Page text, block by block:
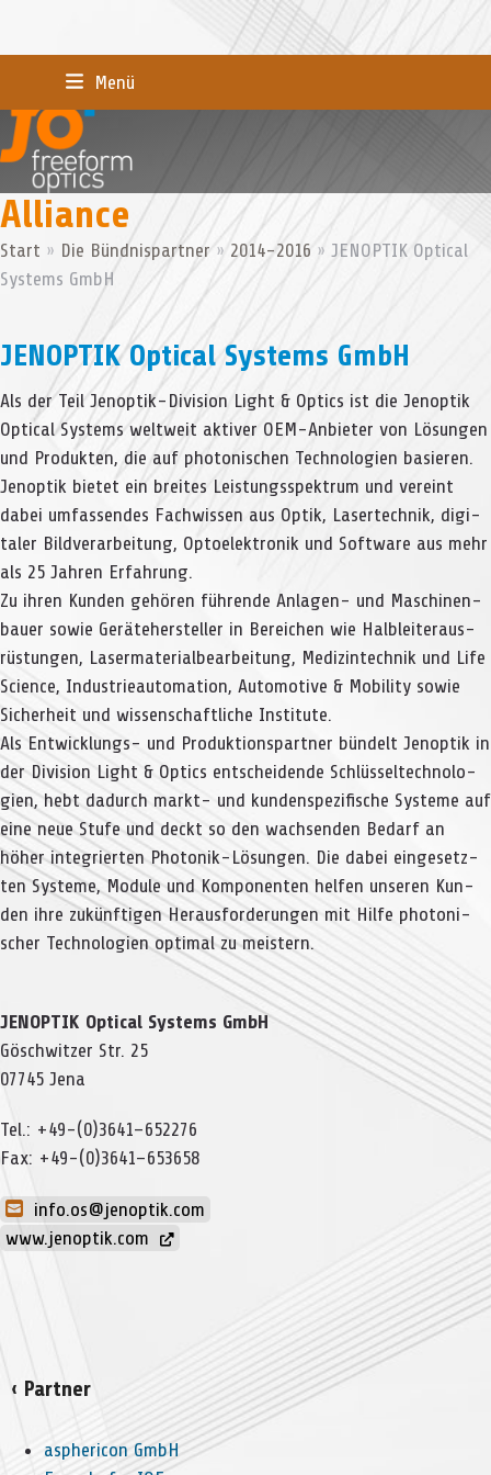
content
Menü
Alliance
Start » Die Bündnispartner» 2014-2016 » JENOPTIK Optical
Systems GmbH
JENOPTIK Optical Systems GmbH
Als der Teil Jen­op­tik-Divi­sion Light & Optics ist die Jen­op­tik
Opti­cal Sys­tems welt­weit akti­ver OEM-Anbie­ter von Lösun­gen
und Pro­duk­ten, die auf pho­to­ni­schen Tech­no­lo­gien basie­ren.
Jen­op­tik bie­tet ein brei­tes Leis­tungs­spek­trum und ver­eint
dabei umfas­sen­des Fach­wis­sen aus Optik, Laser­tech­nik, digi­
ta­ler Bild­ver­ar­bei­tung, Opto­elek­tro­nik und Soft­ware aus mehr
als 25 Jah­ren Erfahrung.
Zu ihren Kun­den gehö­ren füh­rende Anla­gen- und Maschi­nen­
bauer sowie Gerä­te­her­stel­ler in Berei­chen wie Halb­lei­ter­aus­
rüs­tun­gen, Laser­ma­te­ri­al­be­ar­bei­tung, Medi­zin­tech­nik und Life
Sci­ence, Indus­trie­au­to­ma­tion, Auto­mo­tive & Mobi­lity sowie
Sicher­heit und wis­sen­schaft­li­che Institute.
Als Ent­wick­lungs- und Pro­duk­ti­ons­part­ner bün­delt Jen­op­tik in
der Divi­sion Light & Optics ent­schei­dende Schlüs­sel­tech­no­lo­
gien, hebt dadurch markt- und kun­den­spe­zi­fi­sche Sys­teme auf
eine neue Stufe und deckt so den wach­sen­den Bedarf an
höher inte­grier­ten Pho­to­nik-Lösun­gen. Die dabei ein­ge­setz­
ten Sys­teme, Module und Kom­po­nen­ten hel­fen unse­ren Kun­
den ihre zukünf­ti­gen Her­aus­for­de­run­gen mit Hilfe pho­to­ni­
scher Tech­no­lo­gien opti­mal zu meistern.
JENOPTIK Opti­cal Sys­tems GmbH
Gösch­wit­zer Str. 25
07745 Jena
Tel.: +49-(0)3641–652276
Fax: +49-(0)3641–653658
info.os@jenoptik.com
www.jenoptik.com
‹ Partner
asphericon GmbH